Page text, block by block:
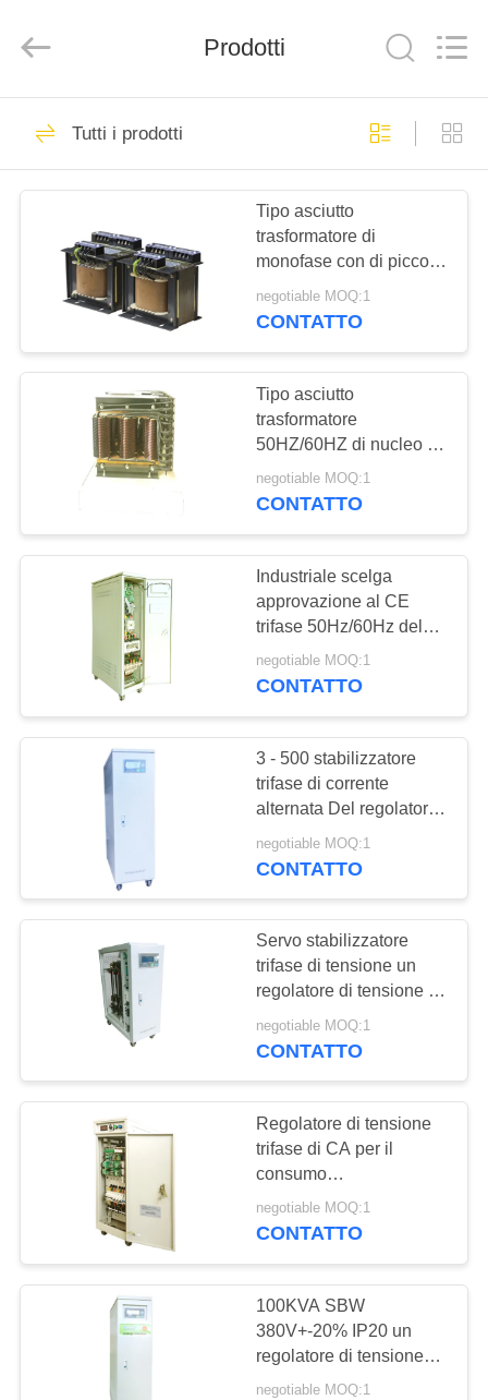
CASA
PRODOTTI
CIRCA
GIRO
DELLA
FABBRICA
CONTROLLO
DI
QUALITÀ
CONTATTICI
RICHIEDA
UNA
CITAZIONE
COMPANY
MAPPA
PRIVACY
POLICY
Electric-
power
Ltd.
ECER
Stabilizzatore di
corrente alternata
Stabilizzatore trifase
di tensione
66
Servo stabilizzatore
controllato di
tensione
Regolatore di
tensione trifase
41
Regolatore di
tensione automatico
in linea di continuità
24
Prodotti
Tutti i prodotti
Tipo asciutto
trasformatore di
monofase con di piccola
capacità, 50/60Hz
650VA
negotiable MOQ:1
CONTATTO
Tipo asciutto
trasformatore
50HZ/60HZ di nucleo di
ferro della bobina del
rame di bassa tensione
negotiable MOQ:1
CONTATTO
Industriale scelga
approvazione al CE
trifase 50Hz/60Hz del
regolatore di tensione
negotiable MOQ:1
CONTATTO
3 - 500 stabilizzatore
trifase di corrente
alternata Del regolatore
di tensione di KVA
380V±20%
negotiable MOQ:1
CONTATTO
Servo stabilizzatore
trifase di tensione un
regolatore di tensione di
3 fasi AVR
negotiable MOQ:1
CONTATTO
Regolatore di tensione
trifase di CA per il
consumo
combustibile/del
frigorifero
negotiable MOQ:1
CONTATTO
100KVA SBW
380V+-20% IP20 un
regolatore di tensione
automatico 50Hz di 3
negotiable MOQ:1